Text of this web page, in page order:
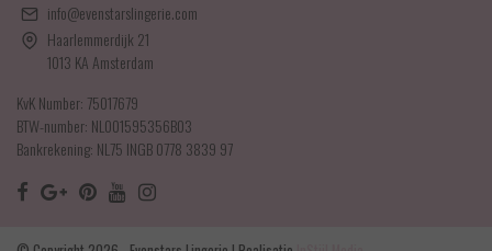
info@evenstarslingerie.com
Haarlemmerdijk 21
1013 KA Amsterdam
KvK Number: 75017679
BTW-number: NL001595356B03
Bankrekening: NL75 INGB 0778 3839 97